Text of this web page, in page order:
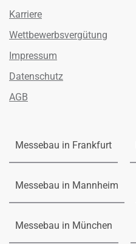
Karriere
Wettbewerbsvergütung
Impressum
Datenschutz
AGB
Messebau in Frankfurt
Messebau in Mannheim
Messebau in München